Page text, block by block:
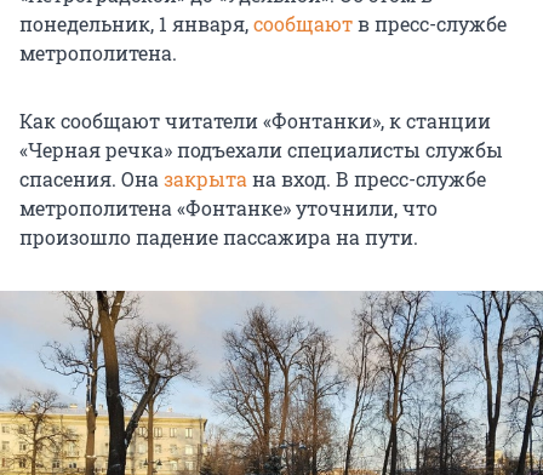
понедельник, 1 января,сообщаютв пресс-службе
метрополитена.
Как сообщают читатели «Фонтанки», к станции
«Черная речка» подъехали специалисты службы
спасения. Она закрыта на вход. В пресс-службе
метрополитена «Фонтанке» уточнили, что
произошло падение пассажира на пути.